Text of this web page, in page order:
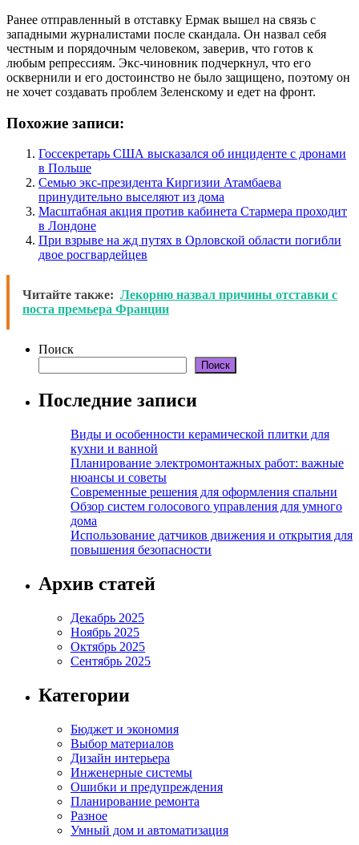
Ранее отправленный в отставку Ермак вышел на связь с
западными журналистами после скандала. Он назвал себя
честным и порядочным человеком, заверив, что готов к
любым репрессиям. Экс-чиновник подчеркнул, что его
осквернили и его достоинство не было защищено, поэтому он
не хочет создавать проблем Зеленскому и едет на фронт.
Похожие записи:
Госсекретарь США высказался об инциденте с дронами
в Польше
Семью экс-президента Киргизии Атамбаева
принудительно выселяют из дома
Масштабная акция против кабинета Стармера проходит
в Лондоне
При взрыве на жд путях в Орловской области погибли
двое росгвардейцев
Читайте также: Лекорню назвал причины отставки с
поста премьера Франции
Поиск
Поиск
Последние записи
Виды и особенности керамической плитки для
кухни и ванной
Планирование электромонтажных работ: важные
нюансы и советы
Современные решения для оформления спальни
Обзор систем голосового управления для умного
дома
Использование датчиков движения и открытия для
повышения безопасности
Архив статей
Декабрь 2025
Ноябрь 2025
Октябрь 2025
Сентябрь 2025
Категории
Бюджет и экономия
Выбор материалов
Дизайн интерьера
Инженерные системы
Ошибки и предупреждения
Планирование ремонта
Разное
Умный дом и автоматизация